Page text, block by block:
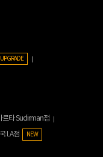
UPGRADE
르타 Sudirman점
LA점 NEW